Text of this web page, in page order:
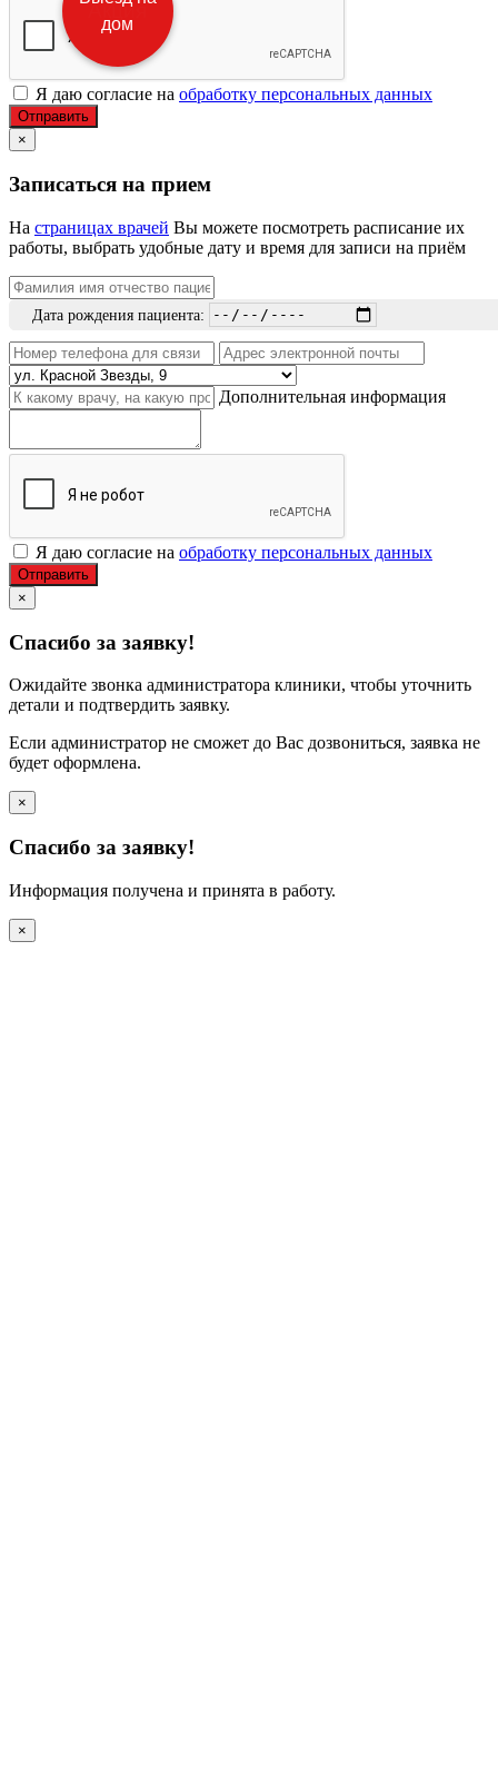
Я даю согласие на обработку персональных данных
Отправить
×
Записаться на прием
На страницах врачей Вы можете посмотреть расписание их
работы, выбрать удобные дату и время для записи на приём
Дата рождения пациента:
Дополнительная информация
Я даю согласие на обработку персональных данных
Отправить
×
Спасибо за заявку!
Ожидайте звонка администратора клиники, чтобы уточнить
детали и подтвердить заявку.
Если администратор не сможет до Вас дозвониться, заявка не
будет оформлена.
×
Спасибо за заявку!
Информация получена и принята в работу.
×
дом